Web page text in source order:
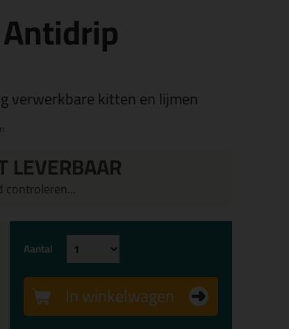
verwerkbare kitten en lijmen
LEVERBAAR
controleren...
Aantal
In winkelwagen